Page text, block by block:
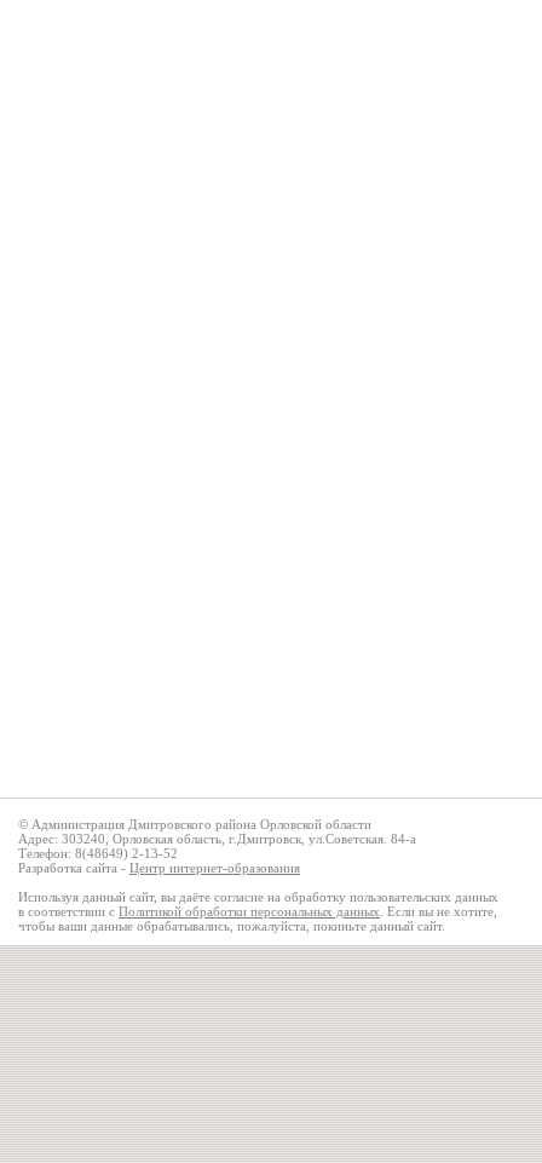
© Администрация Дмитровского района Орловской области
Адрес: 303240, Орловская область, г.Дмитровск, ул.Советская. 84-а
Телефон: 8(48649) 2-13-52
Разработка сайта - Центр интернет-образования
Используя данный сайт, вы даёте согласие на обработку пользовательских данных
в соответствии с Политикой обработки персональных данных . Если вы не хотите,
чтобы ваши данные обрабатывались, пожалуйста, покиньте данный сайт.